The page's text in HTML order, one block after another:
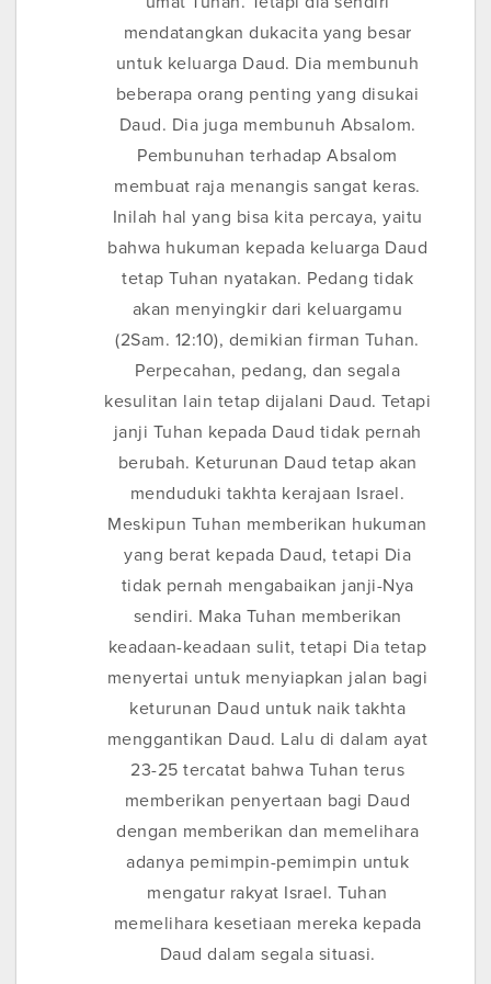
mendatangkan dukacita yang besar
untuk keluarga Daud. Dia membunuh
beberapa orang penting yang disukai
Daud. Dia juga membunuh Absalom.
Pembunuhan terhadap Absalom
membuat raja menangis sangat keras.
Inilah hal yang bisa kita percaya, yaitu
bahwa hukuman kepada keluarga Daud
tetap Tuhan nyatakan. Pedang tidak
akan menyingkir dari keluargamu
(2Sam. 12:10), demikian firman Tuhan.
Perpecahan, pedang, dan segala
kesulitan lain tetap dijalani Daud. Tetapi
janji Tuhan kepada Daud tidak pernah
berubah. Keturunan Daud tetap akan
menduduki takhta kerajaan Israel.
Meskipun Tuhan memberikan hukuman
yang berat kepada Daud, tetapi Dia
tidak pernah mengabaikan janji-Nya
sendiri. Maka Tuhan memberikan
keadaan-keadaan sulit, tetapi Dia tetap
menyertai untuk menyiapkan jalan bagi
keturunan Daud untuk naik takhta
menggantikan Daud. Lalu di dalam ayat
23-25 tercatat bahwa Tuhan terus
memberikan penyertaan bagi Daud
dengan memberikan dan memelihara
adanya pemimpin-pemimpin untuk
mengatur rakyat Israel. Tuhan
memelihara kesetiaan mereka kepada
Daud dalam segala situasi.